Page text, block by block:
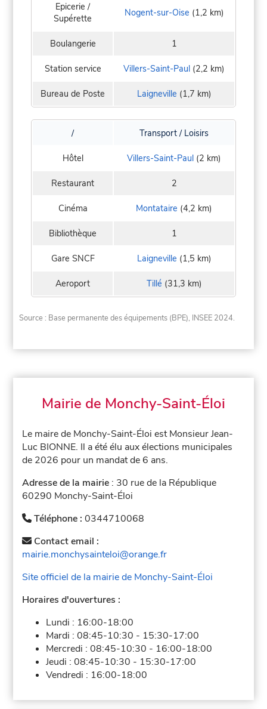
Epicerie /
Supérette
Nogent-sur-Oise (1,2 km)
Boulangerie 1
Station service Villers-Saint-Paul (2,2 km)
Bureau de Poste Laigneville (1,7 km)
/ Transport / Loisirs
Hôtel Villers-Saint-Paul (2 km)
Restaurant 2
Cinéma Montataire (4,2 km)
Bibliothèque 1
Gare SNCF Laigneville (1,5 km)
Aeroport Tillé (31,3 km)
Source : Base permanente des équipements (BPE), INSEE 2024.
Mairie de Monchy-Saint-Éloi
Le maire de Monchy-Saint-Éloi est Monsieur Jean-
Luc BIONNE. Il a été élu aux élections municipales
de 2026 pour un mandat de 6 ans.
Adresse de la mairie : 30 rue de la République
60290 Monchy-Saint-Éloi
Téléphone :0344710068
Contact email :
mairie.monchysainteloi@orange.fr
Site officiel de la mairie de Monchy-Saint-Éloi
Horaires d'ouvertures :
Lundi : 16:00-18:00
Mardi :08:45-10:30 - 15:30-17:00
Mercredi :08:45-10:30 - 16:00-18:00
Jeudi :08:45-10:30 - 15:30-17:00
Vendredi : 16:00-18:00